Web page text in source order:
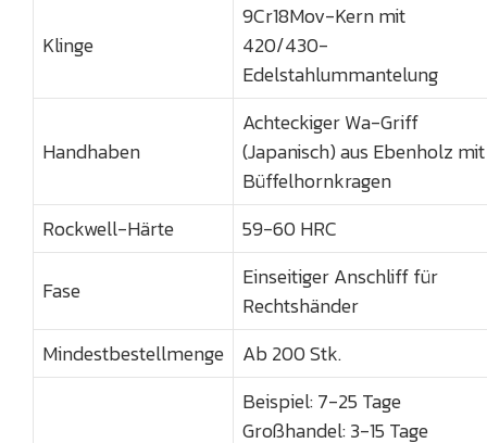
Klinge
9Cr18Mov-Kern mit
420/430-
Edelstahlummantelung
Handhaben
Achteckiger Wa-Griff
(Japanisch) aus Ebenholz mit
Büffelhornkragen
Rockwell-Härte
59-60 HRC
Fase
Einseitiger Anschliff für
Rechtshänder
Mindestbestellmenge
Ab 200 Stk.
Beispiel: 7-25 Tage
Großhandel: 3-15 Tage